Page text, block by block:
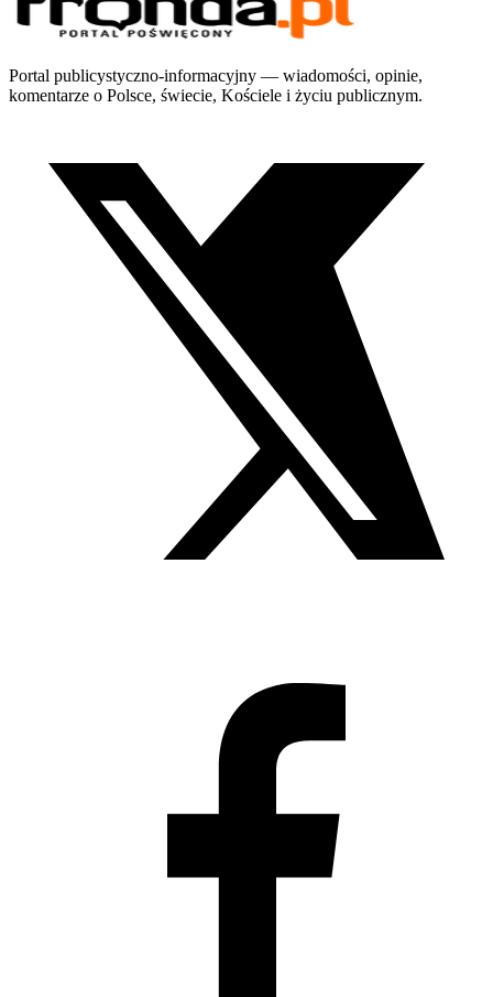
Portal publicystyczno-informacyjny — wiadomości, opinie,
komentarze o Polsce, świecie, Kościele i życiu publicznym.